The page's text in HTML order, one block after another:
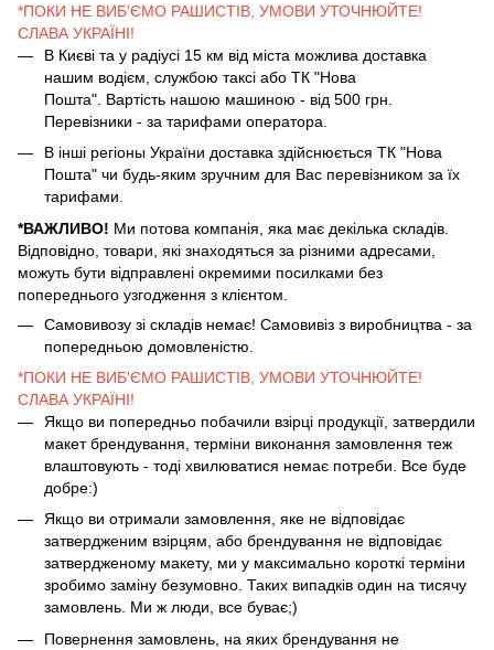
*ПОКИ НЕ ВИБ'ЄМО РАШИСТІВ, УМОВИ УТОЧНЮЙТЕ!
СЛАВА УКРАЇНІ!
В Києві та у радіусі 15 км від міста можлива доставка
нашим водієм, службою таксі або ТК "Нова
Пошта". Вартість нашою машиною - від 500 грн.
Перевізники - за тарифами оператора.
В інші регіоны України доставка здійснюється ТК "Нова
Пошта" чи будь-яким зручним для Вас перевізником за їх
тарифами.
*ВАЖЛИВО! Ми потова компанія, яка має декілька складів.
Відповідно, товари, які знаходяться за різними адресами,
можуть бути відправлені окремими посилками без
попереднього узгодження з клієнтом.
Самовивозу зі складів немає! Самовивіз з виробництва - за
попередньою домовленістю.
*ПОКИ НЕ ВИБ'ЄМО РАШИСТІВ, УМОВИ УТОЧНЮЙТЕ!
СЛАВА УКРАЇНІ!
Якщо ви попередньо побачили взірці продукції, затвердили
макет брендування, терміни виконання замовлення теж
влаштовують - тоді хвилюватися немає потреби. Все буде
добре:)
Якщо ви отримали замовлення, яке не відповідає
затвердженим взірцям, або брендування не відповідає
затвердженому макету, ми у максимально короткі терміни
зробимо заміну безумовно. Таких випадків один на тисячу
замовлень. Ми ж люди, все буває;)
Повернення замовлень, на яких брендування не